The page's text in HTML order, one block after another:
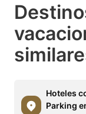
Hoteles
Parking